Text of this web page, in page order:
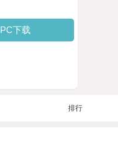
PC下载
排行